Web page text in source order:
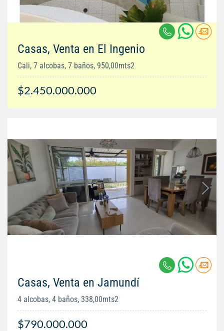
Casas, Venta en El Ingenio
Cali, 7 alcobas, 7 baños, 950,00mts2
$2.450.000.000
Casas, Venta en Jamundí
4 alcobas, 4 baños, 338,00mts2
$790.000.000